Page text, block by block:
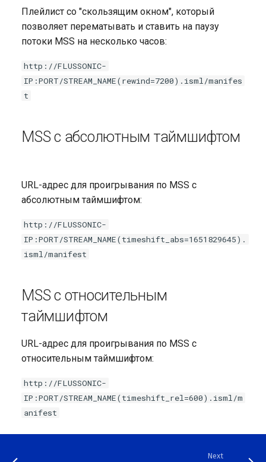
Плейлист со "скользящим окном", который
позволяет перематывать и ставить на паузу
потоки MSS на несколько часов:
http://FLUSSONIC-
IP:PORT/STREAM_NAME(rewind=7200).isml/manifes
t
MSS с абсолютным таймшифтом
URL-адрес для проигрывания по MSS с
абсолютным таймшифтом:
http://FLUSSONIC-
IP:PORT/STREAM_NAME(timeshift_abs=1651829645).
isml/manifest
MSS с относительным
таймшифтом
URL-адрес для проигрывания по MSS с
относительным таймшифтом:
http://FLUSSONIC-
IP:PORT/STREAM_NAME(timeshift_rel=600).isml/m
anifest
Next